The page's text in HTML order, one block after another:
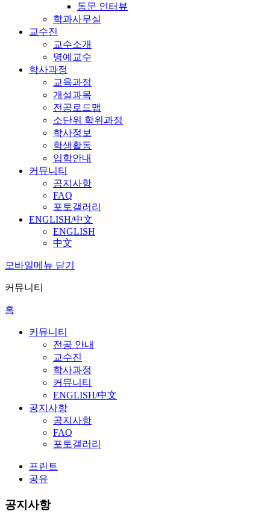
동문 인터뷰
학과사무실
교수진
교수소개
명예교수
학사과정
교육과정
개설과목
전공로드맵
소단위 학위과정
학사정보
학생활동
입학안내
커뮤니티
공지사항
FAQ
포토갤러리
ENGLISH/中文
ENGLISH
中文
모바일메뉴 닫기
커뮤니티
홈
커뮤니티
전공 안내
교수진
학사과정
커뮤니티
ENGLISH/中文
공지사항
공지사항
FAQ
포토갤러리
프린트
공유
공지사항